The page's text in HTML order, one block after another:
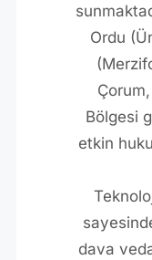
Ordu
Bölgesi
etkin
dava